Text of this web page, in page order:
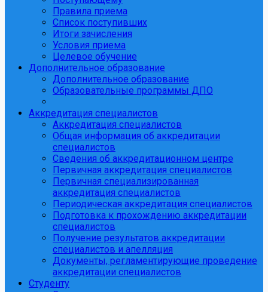
Правила приема
Список поступивших
Итоги зачисления
Условия приема
Целевое обучение
Дополнительное образование
Дополнительное образование
Образовательные программы ДПО
Аккредитация специалистов
Аккредитация специалистов
Общая информация об аккредитации
специалистов
Сведения об аккредитационном центре
Первичная аккредитация специалистов
Первичная специализированная
аккредитация специалистов
Периодическая аккредитация специалистов
Подготовка к прохождению аккредитации
специалистов
Получение результатов аккредитации
специалистов и апелляция
Документы, регламентирующие проведение
аккредитации специалистов
Студенту